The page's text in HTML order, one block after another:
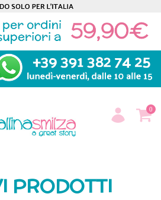
0
PRODOTTI